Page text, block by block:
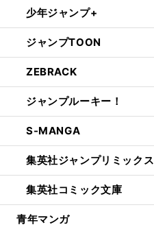
少年ジャンプ+
ジャンプTOON
ZEBRACK
ジャンプルーキー！
S-MANGA
集英社ジャンプリミックス
集英社コミック文庫
青年マンガ